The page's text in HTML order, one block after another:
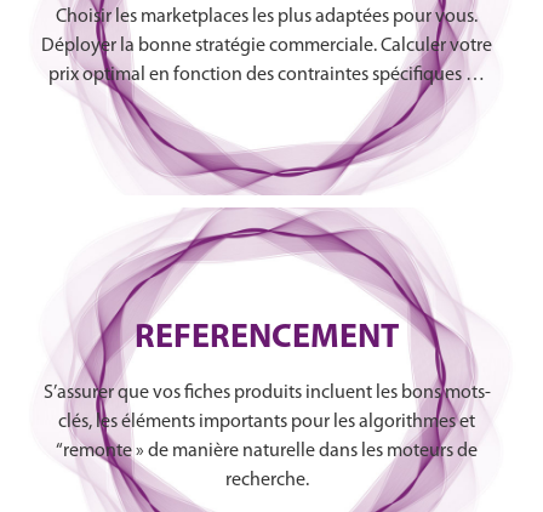
Choisir les marketplaces les plus adaptées pour vous.
Déployer la bonne stratégie commerciale. Calculer votre
prix optimal en fonction des contraintes spécifiques …
REFERENCEMENT
S’assurer que vos fiches produits incluent les bons mots-
clés, les éléments importants pour les algorithmes et
“remonte » de manière naturelle dans les moteurs de
recherche.